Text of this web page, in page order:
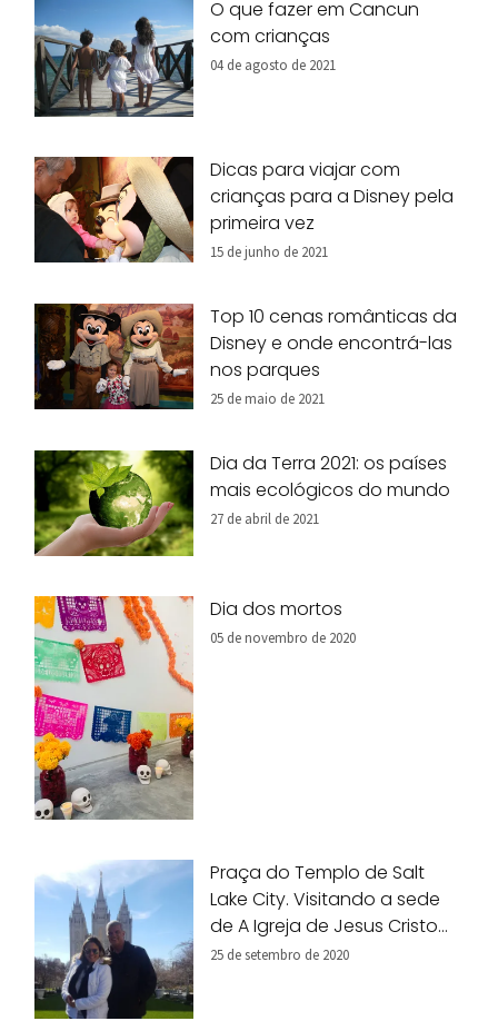
O que fazer em Cancun
com crianças
04 de agosto de 2021
Dicas para viajar com
crianças para a Disney pela
primeira vez
15 de junho de 2021
Top 10 cenas românticas da
Disney e onde encontrá-las
nos parques
25 de maio de 2021
Dia da Terra 2021: os países
mais ecológicos do mundo
27 de abril de 2021
Dia dos mortos
05 de novembro de 2020
Praça do Templo de Salt
Lake City. Visitando a sede
de A Igreja de Jesus Cristo
dos Santos dos Últimos Dias.
25 de setembro de 2020